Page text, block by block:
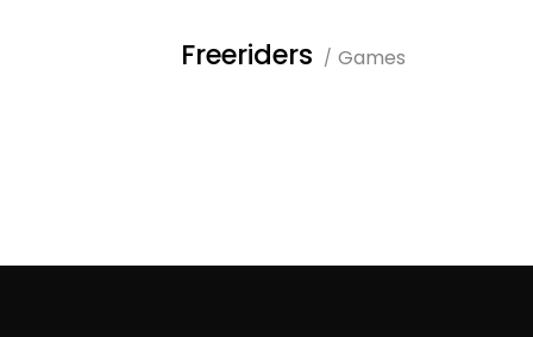
Games
Freeriders